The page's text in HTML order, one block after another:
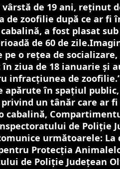
de 19 ani, reţinut
de zoofilie după ce ar fi
a fost plasat
de 60 de
pe o reţea de
ziua de 18 ianuarie şi
infracţiunea de
în spaţiul public,
privind un tânăr care ar
cabalină,
de Poliţie
următoarele: La
Protecţia
de Poliţie Judeţean